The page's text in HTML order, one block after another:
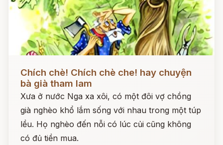
Chích chè! Chích chè che! hay chuyện
bà già tham lam
Xưa ở nước Nga xa xôi, có một đôi vợ chồng
già nghèo khổ lắm sống với nhau trong một túp
lều. Họ nghèo đến nỗi có lúc củi cũng không
có đủ tiền mua.